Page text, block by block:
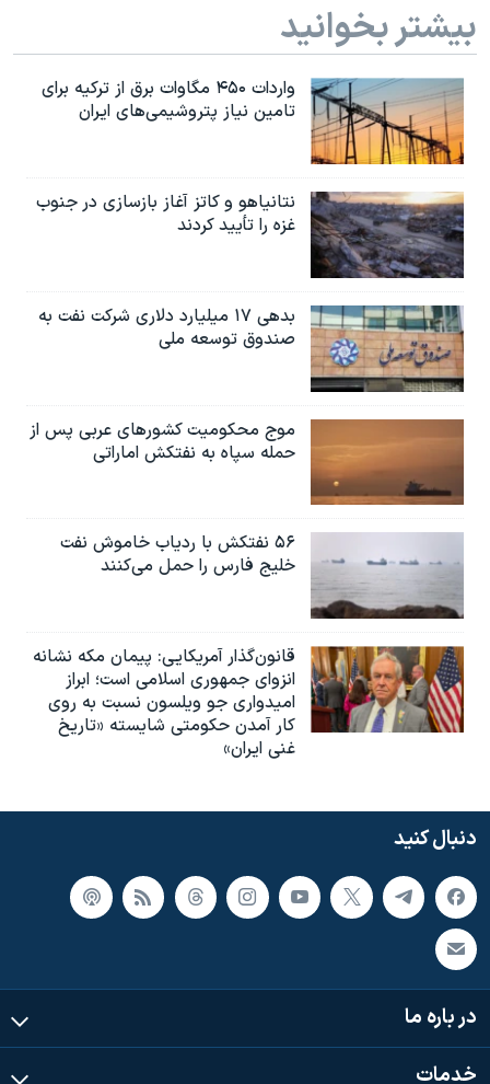
بیشتر بخوانید
واردات ۴۵۰ مگاوات برق از ترکیه برای
تامین نیاز پتروشیمی‌های ایران
نتانیاهو و کاتز آغاز بازسازی در جنوب
غزه را تأیید کردند
بدهی ۱۷ میلیارد دلاری شرکت نفت به
صندوق توسعه ملی
موج محکومیت کشورهای عربی پس از
حمله سپاه به نفتکش اماراتی
۵۶ نفتکش با ردیاب خاموش نفت
خلیج فارس را حمل می‌کنند
قانون‌گذار آمریکایی: پیمان مکه نشانه
انزوای جمهوری اسلامی است؛ ابراز
امیدواری جو ویلسون نسبت به روی
کار آمدن حکومتی شایسته «تاریخ
غنی ایران»
دنبال کنید
در باره ما
خدمات